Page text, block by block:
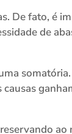
De fato, é
de
ao